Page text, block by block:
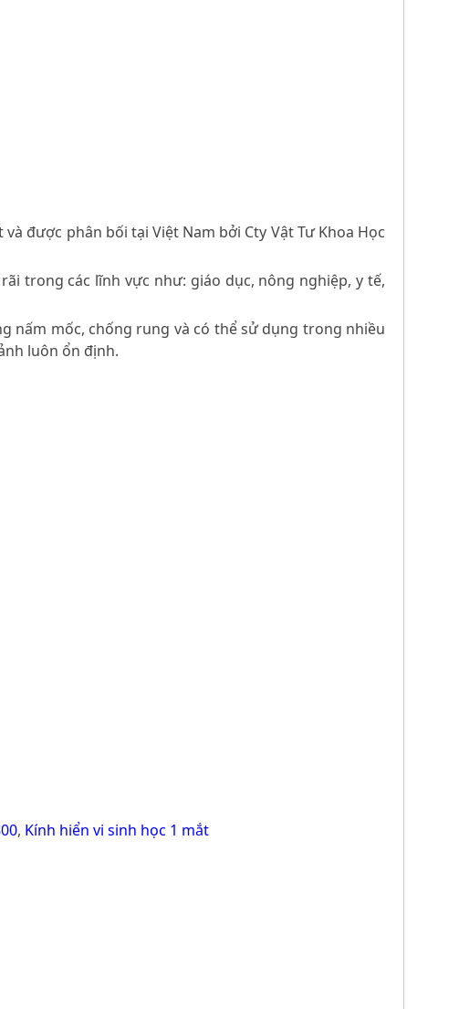
được phân bối tại Việt Nam bởi Cty Vật Tư Khoa Học
trong các lĩnh vực như: giáo dục, nông nghiệp, y tế,
nấm mốc, chống rung và có thể sử dụng trong nhiều
luôn ổn định.
, Kính hiển vi sinh học 1 mắt